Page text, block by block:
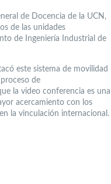
de Docencia de la UCN,
de las unidades
de Ingeniería Industrial de
este sistema de movilidad
de
la video conferencia es una
acercamiento con los
la vinculación internacional.